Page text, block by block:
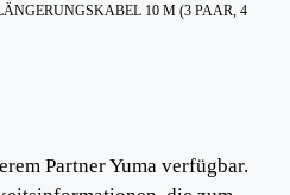
10 M (3 PAAR, 4
Partner Yuma verfügbar.